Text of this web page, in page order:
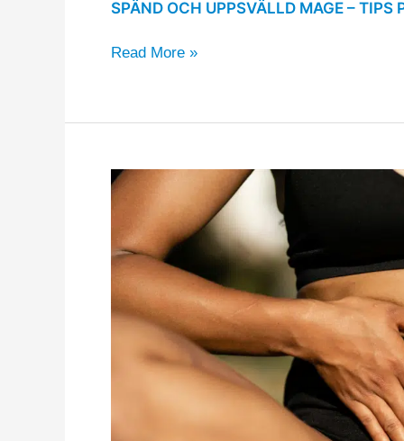
SPÄND OCH UPPSVÄLLD MAGE – TIPS
Read More »
Har
du
en
orolig
mage?
Gör